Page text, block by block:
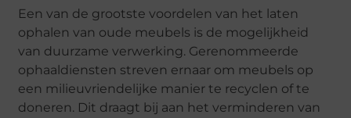
Een van de grootste voordelen van het laten
ophalen van oude meubels is de mogelijkheid
van duurzame verwerking. Gerenommeerde
ophaaldiensten streven ernaar om meubels op
een milieuvriendelijke manier te recyclen of te
doneren. Dit draagt bij aan het verminderen van